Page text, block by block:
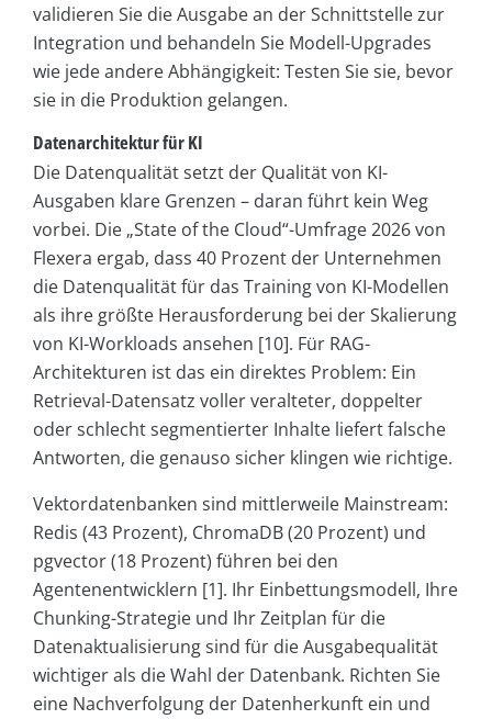
validieren Sie die Ausgabe an der Schnittstelle zur
Integration und behandeln Sie Modell-Upgrades
wie jede andere Abhängigkeit: Testen Sie sie, bevor
sie in die Produktion gelangen.
Datenarchitektur für KI
Die Datenqualität setzt der Qualität von KI-
Ausgaben klare Grenzen – daran führt kein Weg
vorbei. Die „State of the Cloud“-Umfrage 2026 von
Flexera ergab, dass 40 Prozent der Unternehmen
die Datenqualität für das Training von KI-Modellen
als ihre größte Herausforderung bei der Skalierung
von KI-Workloads ansehen [10]. Für RAG-
Architekturen ist das ein direktes Problem: Ein
Retrieval-Datensatz voller veralteter, doppelter
oder schlecht segmentierter Inhalte liefert falsche
Antworten, die genauso sicher klingen wie richtige.
Vektordatenbanken sind mittlerweile Mainstream:
Redis (43 Prozent), ChromaDB (20 Prozent) und
pgvector (18 Prozent) führen bei den
Agentenentwicklern [1]. Ihr Einbettungsmodell, Ihre
Chunking-Strategie und Ihr Zeitplan für die
Datenaktualisierung sind für die Ausgabequalität
wichtiger als die Wahl der Datenbank. Richten Sie
eine Nachverfolgung der Datenherkunft ein und